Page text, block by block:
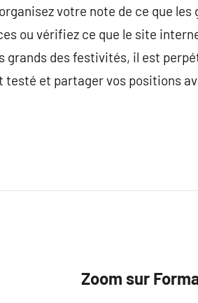
votre note de ce que les
ou vérifiez ce que le site
grands des festivités, il est
testé et partager vos positions
Zoom sur